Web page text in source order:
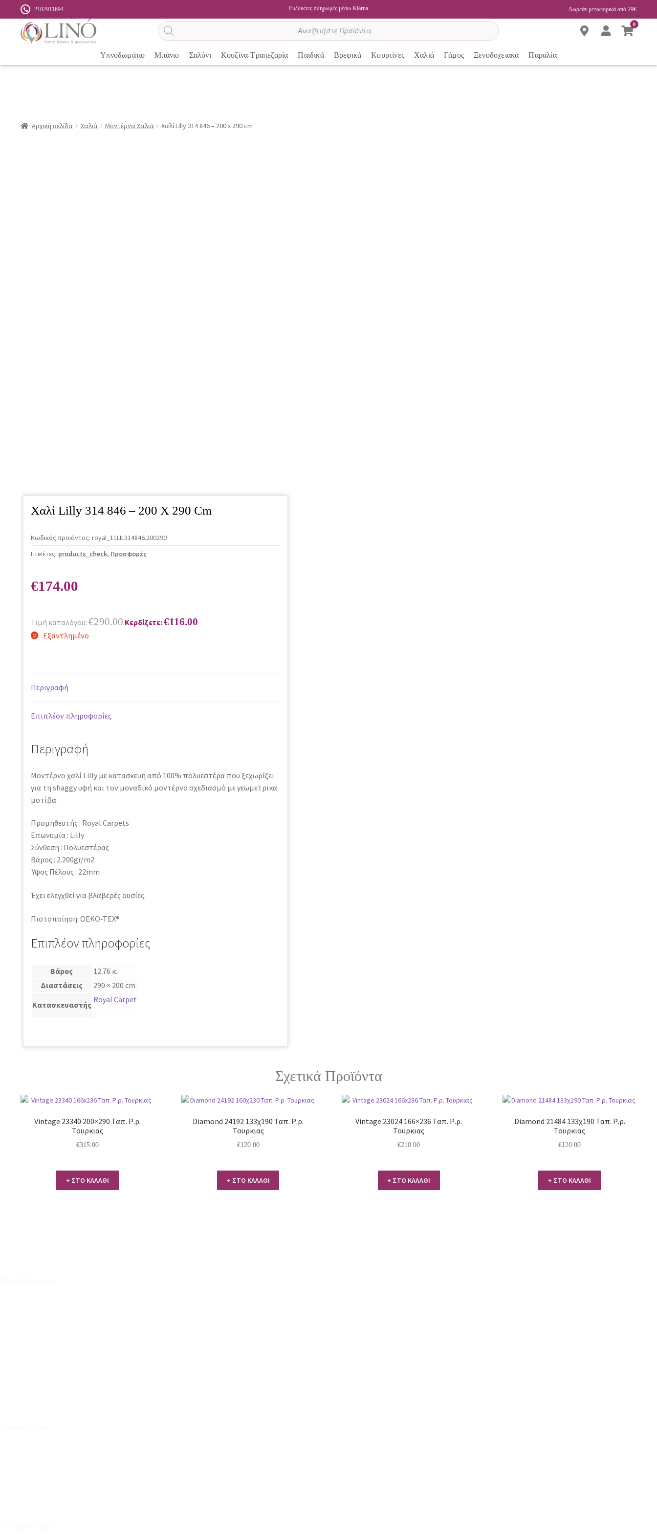
2102911694 Ευέλικτες πληρωμές μέσω Klarna Δωρεάν μεταφορικά από 29€
Αναζήτηση
προϊόντων
0
Υπνοδωμάτιο Μπάνιο Σαλόνι Κουζίνα-Τραπεζαρία Παιδικά Βρεφικά Κουρτίνες Χαλιά Γάμος Ξενοδοχειακά Παραλία
Αρχική σελίδα Χαλιά Μοντέρνα Χαλιά Χαλί Lilly 314 846 – 200 x 290 cm
Χαλί Lilly 314 846 – 200 X 290 Cm
Κωδικός προϊόντος: royal_11LIL314846.200290
Ετικέτες: products_check, Προσφορές
€174.00
Τιμή καταλόγου: €290.00|Κερδίζετε:€116.00
Εξαντλημένο
Περιγραφή
Επιπλέον πληροφορίες
Περιγραφή
Μοντέρνο χαλί Lilly με κατασκευή από 100% πολυεστέρα που ξεχωρίζει
για τη shaggy υφή και τον μοναδικό μοντέρνο σχεδιασμό με γεωμετρικά
μοτίβα.
Προμηθευτής : Royal Carpets
Επωνυμία : Lilly
Σύνθεση : Πολυεστέρας
Βάρος : 2.200gr/m2
Ύψος Πέλους : 22mm
Έχει ελεγχθεί για βλαβερές ουσίες.
Πιστοποίηση: OEKO-TEX®
Επιπλέον πληροφορίες
Βάρος
12.76 κ.
Διαστάσεις
290 × 200 cm
Κατασκευαστής
Royal Carpet
Σχετικά Προϊόντα
Vintage 23340 200×290 Ταπ. Ρ.ρ.
Τουρκιας
€315.00
+ ΣΤΟ ΚΑΛΑΘΙ
Diamond 24192 133χ190 Ταπ. Ρ.ρ.
Τουρκιας
€120.00
+ ΣΤΟ ΚΑΛΑΘΙ
Vintage 23024 166×236 Ταπ. Ρ.ρ.
Τουρκιας
€210.00
+ ΣΤΟ ΚΑΛΑΘΙ
Diamond 21484 133χ190 Ταπ. Ρ.ρ.
Τουρκιας
€120.00
+ ΣΤΟ ΚΑΛΑΘΙ